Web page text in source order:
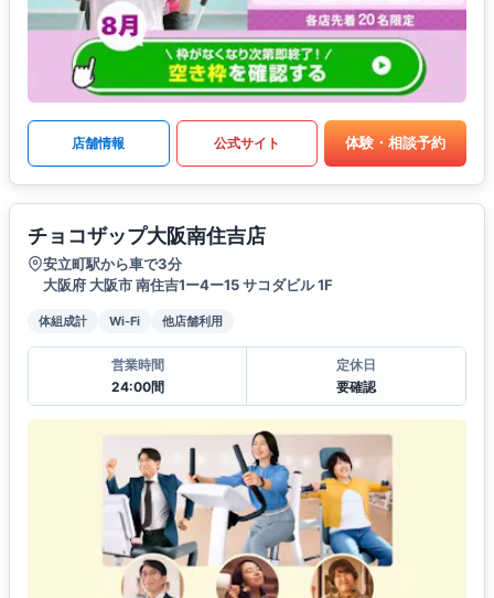
店舗情報 公式サイト 体験・相談予約
チョコザップ大阪南住吉店
安立町駅から車で3分
大阪府 大阪市 南住吉1ー4ー15 サコダビル 1F
体組成計 Wi-Fi 他店舗利用
営業時間
24:00間
定休日
要確認